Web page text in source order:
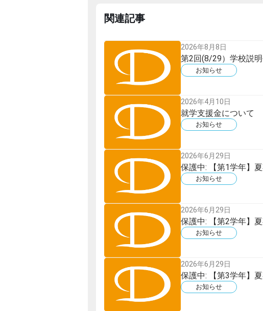
関連記事
2026年8月8日
第2回(8/29）学校説
お知らせ
2026年4月10日
就学支援金について
お知らせ
2026年6月29日
保護中: 【第1学年】
お知らせ
2026年6月29日
保護中: 【第2学年】
お知らせ
2026年6月29日
保護中: 【第3学年】
お知らせ